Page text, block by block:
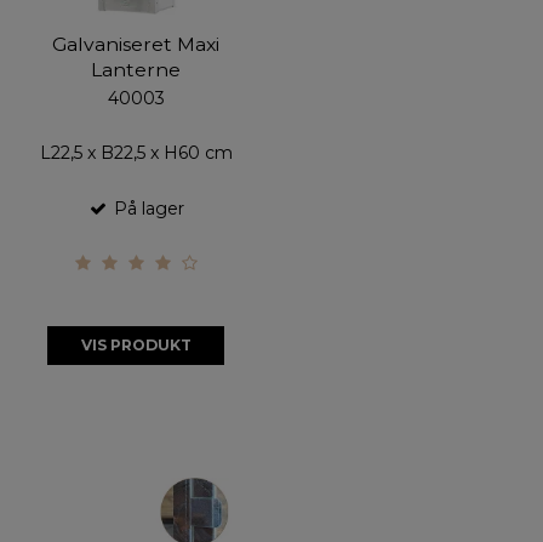
Galvaniseret Maxi
Lanterne
40003
L22,5 x B22,5 x H60 cm
På lager
VIS PRODUKT